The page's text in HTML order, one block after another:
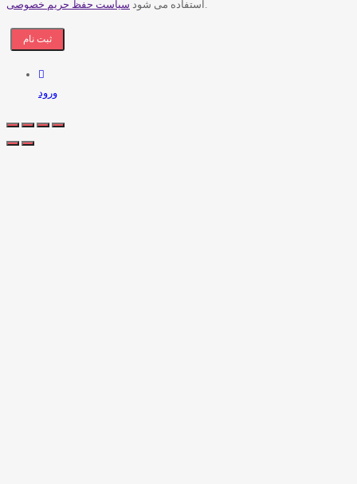
استفاده می شود سیاست حفظ حریم خصوصی
ورود